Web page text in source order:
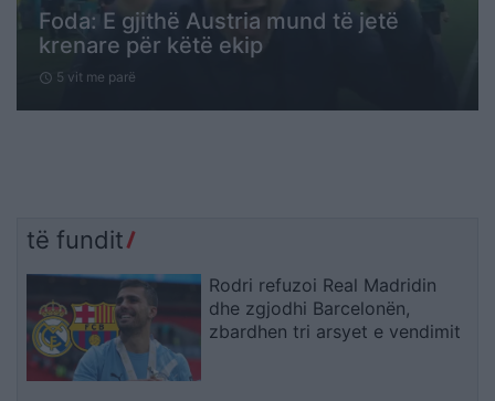
Foda: E gjithë Austria mund të jetë
krenare për këtë ekip
schedule 5 vit me parë
të fundit
Rodri refuzoi Real Madridin
dhe zgjodhi Barcelonën,
zbardhen tri arsyet e vendimit